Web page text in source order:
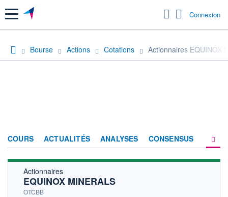
Menu Connexion
Bourse Actions Cotations Actionnaires EQUINOX
COURS ACTUALITÉS ANALYSES CONSENSUS
Actionnaires
EQUINOX MINERALS
OTCBB